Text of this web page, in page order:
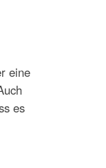
eine
es